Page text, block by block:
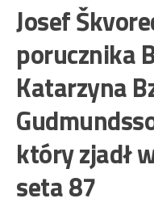
Josef
porucznika
Katarzyna
który zjadł
seta 87